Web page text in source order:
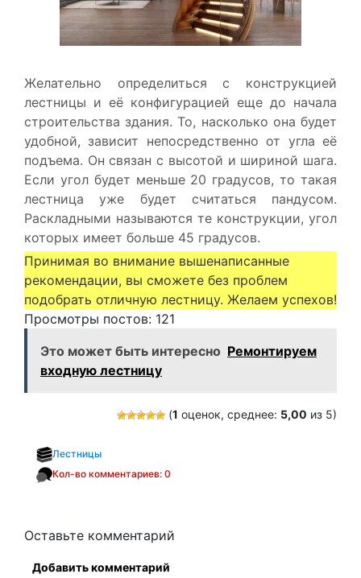
Желательно определиться с конструкцией
лестницы и её конфигурацией еще до начала
строительства здания. То, насколько она будет
удобной, зависит непосредственно от угла её
подъема. Он связан с высотой и шириной шага.
Если угол будет меньше 20 градусов, то такая
лестница уже будет считаться пандусом.
Раскладными называются те конструкции, угол
которых имеет больше 45 градусов.
Принимая во внимание вышенаписанные
рекомендации, вы сможете без проблем
подобрать отличную лестницу. Желаем успехов!
Просмотры постов: 121
Это может быть интересно Ремонтируем
входную лестницу
(1 оценок, среднее: 5,00 из 5)
Лестницы
Кол-во комментариев: 0
Оставьте комментарий
Добавить комментарий